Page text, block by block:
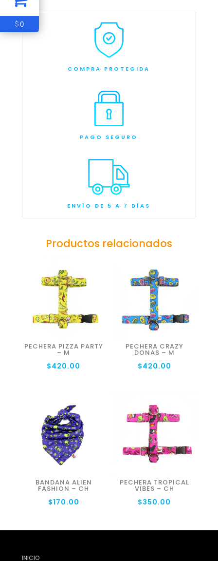
COMPRA PROTEGIDA
PAGO SEGURO
ENVÍO DE 5 A 7 DÍAS
Productos relacionados
PECHERA PIZZA PARTY
– M
$420.00
PECHERA CRAZY
DONAS – M
$420.00
BANDANA ALIEN
FASHION – CH
$170.00
PECHERA TROPICAL
VIBES – CH
$350.00
INICIO
$0